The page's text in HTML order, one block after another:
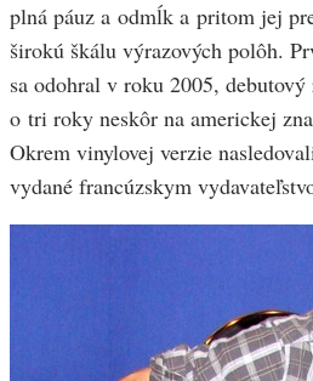
plná páuz a odmĺk a pritom jej
širokú škálu výrazových polôh.
sa odohral v roku 2005,
o tri roky neskôr na americkej
Okrem vinylovej verzie
vydané francúzskym